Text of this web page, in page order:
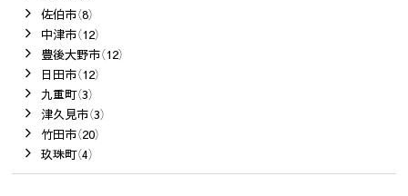
佐伯市（8）
中津市（12）
豊後大野市（12）
日田市（12）
九重町（3）
津久見市（3）
竹田市（20）
玖珠町（4）